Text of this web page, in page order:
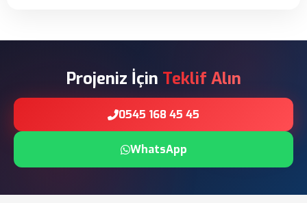
Projeniz İçin Teklif Alın
0545 168 45 45
WhatsApp